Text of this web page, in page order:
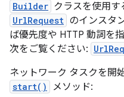
Builder クラスを使用す
UrlRequest のインスタ
ば優先度や HTTP 動詞を
次をご覧ください:
ネットワーク タスクを開
start() メソッド: